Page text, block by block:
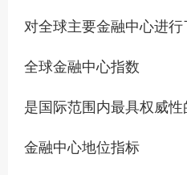
对全球主要金融中心进
全球金融中心指数
是国际范围内最具权威性
金融中心地位指标